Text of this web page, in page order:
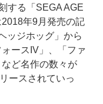
する「SEGA AGE
年9月発売の記
ッジホッグ」から
ースIV」、「ファ
ど名作の数々が
ースされていっ